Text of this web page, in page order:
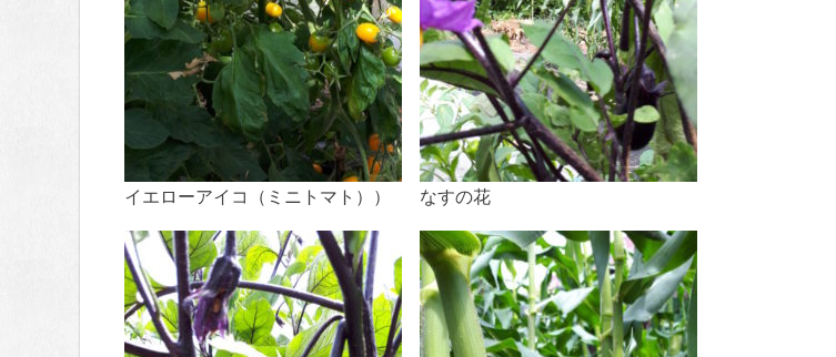
イエローアイコ（ミニトマト）） なすの花